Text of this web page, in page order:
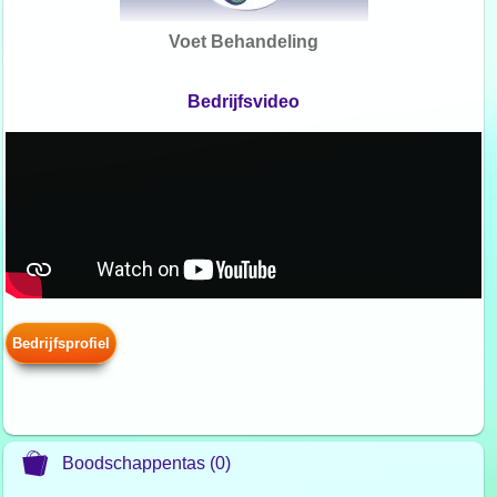
Boodschappentas (0)
Voet Behandeling
Bedrijfsvideo
Bedrijfsprofiel